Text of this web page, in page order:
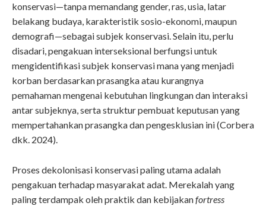
konservasi—tanpa memandang gender, ras, usia, latar
belakang budaya, karakteristik sosio-ekonomi, maupun
demografi—sebagai subjek konservasi. Selain itu, perlu
disadari, pengakuan interseksional berfungsi untuk
mengidentifikasi subjek konservasi mana yang menjadi
korban berdasarkan prasangka atau kurangnya
pemahaman mengenai kebutuhan lingkungan dan interaksi
antar subjeknya, serta struktur pembuat keputusan yang
mempertahankan prasangka dan pengesklusian ini (Corbera
dkk. 2024).
Proses dekolonisasi konservasi paling utama adalah
pengakuan terhadap masyarakat adat. Merekalah yang
paling terdampak oleh praktik dan kebijakanfortress